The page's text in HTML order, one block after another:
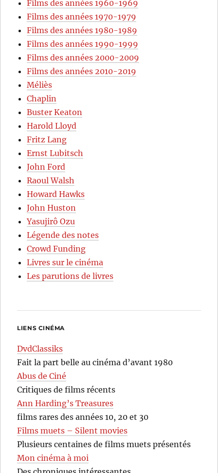
Films des années 1960-1969
Films des années 1970-1979
Films des années 1980-1989
Films des années 1990-1999
Films des années 2000-2009
Films des années 2010-2019
Méliès
Chaplin
Buster Keaton
Harold Lloyd
Fritz Lang
Ernst Lubitsch
John Ford
Raoul Walsh
Howard Hawks
John Huston
Yasujirô Ozu
Légende des notes
Crowd Funding
Livres sur le cinéma
Les parutions de livres
LIENS CINÉMA
DvdClassiks
Fait la part belle au cinéma d’avant 1980
Abus de Ciné
Critiques de films récents
Ann Harding’s Treasures
films rares des années 10, 20 et 30
Films muets – Silent movies
Plusieurs centaines de films muets présentés
Mon cinéma à moi